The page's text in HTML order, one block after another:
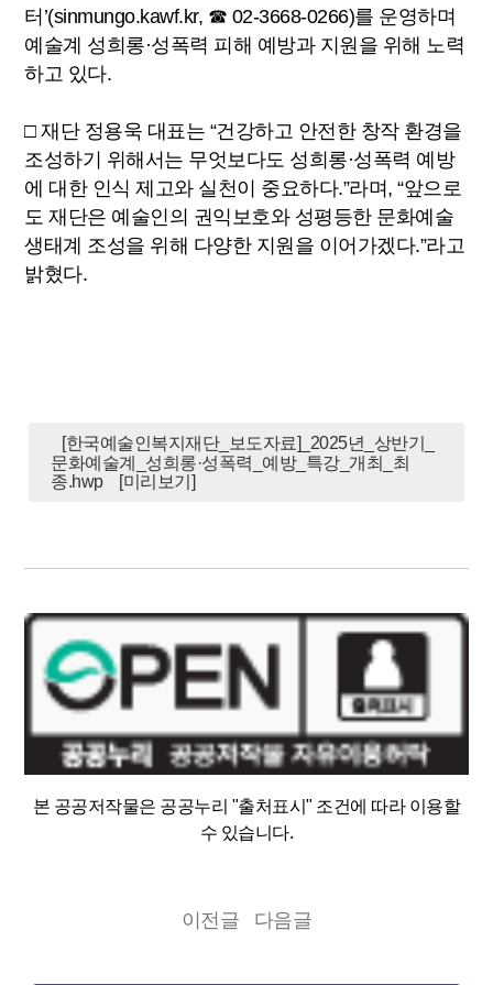
터’(sinmungo.kawf.kr, ☎ 02-3668-0266)를 운영하며
예술계 성희롱·성폭력 피해 예방과 지원을 위해 노력
하고 있다.
□ 재단 정용욱 대표는 “건강하고 안전한 창작 환경을
조성하기 위해서는 무엇보다도 성희롱·성폭력 예방
에 대한 인식 제고와 실천이 중요하다.”라며, “앞으로
도 재단은 예술인의 권익보호와 성평등한 문화예술
생태계 조성을 위해 다양한 지원을 이어가겠다.”라고
밝혔다.
[한국예술인복지재단_보도자료]_2025년_상반기_
문화예술계_성희롱·성폭력_예방_특강_개최_최
종.hwp
[미리보기]
본 공공저작물은 공공누리 "출처표시" 조건에 따라 이용할
수 있습니다.
이전글 다음글